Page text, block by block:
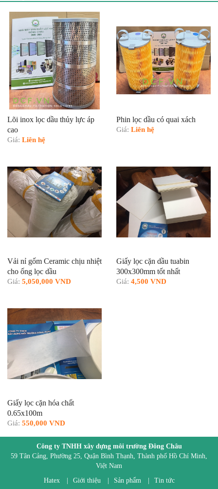
Lõi inox lọc dầu thủy lực áp
cao
Giá: Liên hệ
Phin lọc dầu có quai xách
Giá: Liên hệ
Vải nỉ gốm Ceramic chịu nhiệt
cho ống lọc dầu
Giá: 5,050,000 VND
Giấy lọc cặn dầu tuabin
300x300mm tốt nhất
Giá: 4,500 VND
Giấy lọc cặn hóa chất
0.65x100m
Giá: 550,000 VND
Công ty TNHH xây dựng môi trường Đông Châu
59 Tân Cảng, Phường 25, Quận Bình Thạnh, Thành phố Hồ Chí Minh,
Việt Nam
Hatex
| Giới thiệu | Sản phẩm | Tin tức